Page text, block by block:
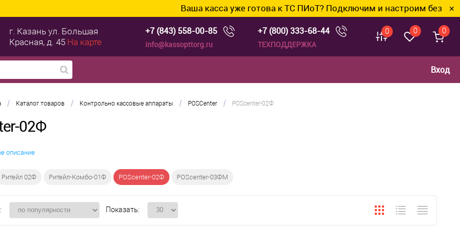
Ваша касса уже готова к ТС ПИоТ? Подключим и настроим без лишних ✕
г. Казаньул. Большая
Красная, д. 45 На карте
+7 (843) 558-00-85
info@kassopttorg.ru
+7 (800) 333-68-44
ТЕХПОДДЕРЖКА
0 0 0
Вход
/ Каталог товаров / Контрольно кассовые аппараты / POSCenter / POScenter-02Ф
02Ф
описание
Ритейл 02Ф Ритейл-Комбо-01Ф POScenter-02Ф POScenter-03ФM
Показать: